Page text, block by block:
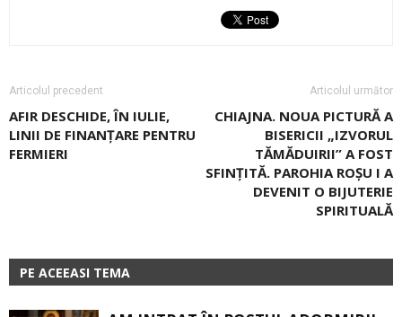
Articolul precedent
AFIR DESCHIDE, ÎN IULIE,
LINII DE FINANȚARE PENTRU
FERMIERI
Articolul următor
CHIAJNA. NOUA PICTURĂ A
BISERICII „IZVORUL
TĂMĂDUIRII” A FOST
SFINȚITĂ. PAROHIA ROŞU I A
DEVENIT O BIJUTERIE
SPIRITUALĂ
PE ACEEASI TEMA